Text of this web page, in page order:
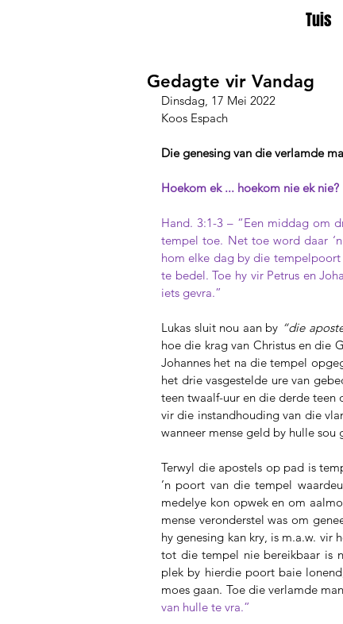
Tuis
Gedagte vir Vandag
Dinsdag, 17 Mei 2022
Koos Espach
Die genesing van die verlamde
Hoekom ek ... hoekom nie ek nie?
Hand. 3:1-3 – “Een middag om
tempel toe. Net toe word daar
hom elke dag by die
te bedel. Toe hy vir Petrus en
iets gevra.”
Lukas sluit nou aan by “die
hoe die krag van Christus en die
Johannes het na die tempel
het drie vasgestelde ure van
teen twaalf-uur en die derde
vir die instandhouding van die
wanneer mense geld by hulle sou
Terwyl die apostels op pad is
’n poort van die tempel
medelye kon opwek en om
mense veronderstel was om
hy genesing kan kry, is m.a.w. vir
tot die tempel nie bereikbaar is
plek by hierdie poort baie
moes gaan. Toe die verlamde
van hulle te vra.”